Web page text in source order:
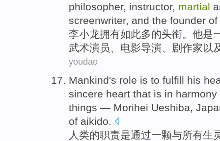
philosopher, instructor, martial
screenwriter, and the founder of
李小龙拥有如此多的头衔。 他是
武术演员、 电影导演、 剧作家以
youdao
Mankind's role is to fulfill his
sincere heart that is in harmony
things — Morihei Ueshiba,
of aikido.
人类的职责是通过一颗与所有生